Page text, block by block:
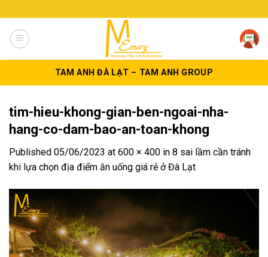
to
content
TAM ANH ĐÀ LẠT – TAM ANH GROUP
tim-hieu-khong-gian-ben-ngoai-nha-
hang-co-dam-bao-an-toan-khong
Published 05/06/2023 at 600 × 400 in 8 sai lầm cần tránh
khi lựa chọn địa điểm ăn uống giá rẻ ở Đà Lạt